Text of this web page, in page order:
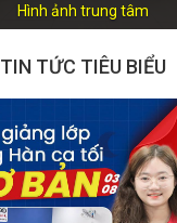
Hình ảnh trung tâm
TIN TỨC TIÊU BIỂU